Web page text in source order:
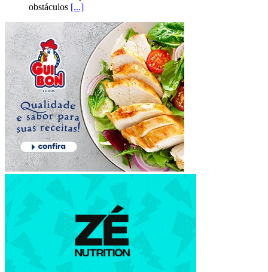
obstáculos [...]